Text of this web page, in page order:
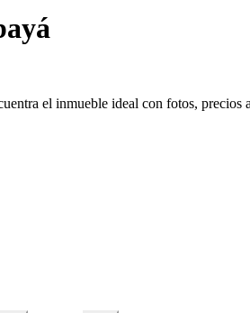
el inmueble ideal con fotos,